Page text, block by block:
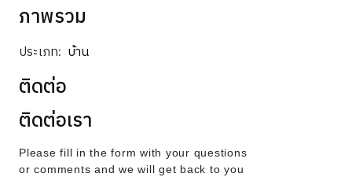
ภาพรวม
ประเภท: บ้าน
ติดต่อ
ติดต่อเรา
Please fill in the form with your questions
or comments and we will get back to you